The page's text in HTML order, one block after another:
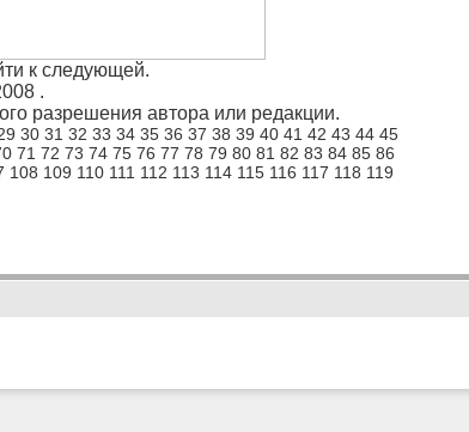
к следующей.
.
разрешения автора или редакции.
30 31 32 33 34 35 36 37 38 39 40 41 42 43 44 45
71 72 73 74 75 76 77 78 79 80 81 82 83 84 85 86
108 109 110 111 112 113 114 115 116 117 118 119